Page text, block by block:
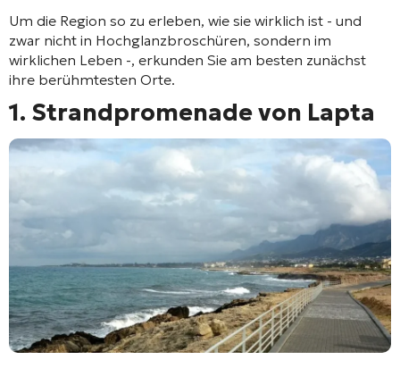
Um die Region so zu erleben, wie sie wirklich ist - und
zwar nicht in Hochglanzbroschüren, sondern im
wirklichen Leben -, erkunden Sie am besten zunächst
ihre berühmtesten Orte.
1. Strandpromenade von Lapta